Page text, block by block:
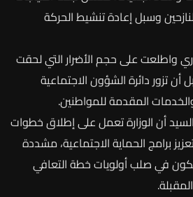
وسبلإعادةتنشيطالحركة
واطلعتعلىحجمالأضرارالتيلحقت
أنتزوردائرةالشؤونالاجتماعية
المقدمةللمواطنين.
السيدأنالوزارةتعملعلىإطلاقخطوات
برامجالحمايةالاجتماعية، مشددة
فيصلبأولوياتخطةالتعافي
المقبلة.